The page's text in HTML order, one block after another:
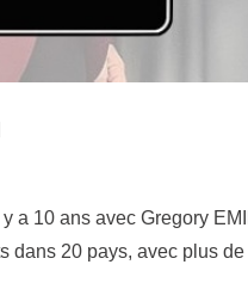
a 10 ans avec Gregory
dans 20 pays, avec plus